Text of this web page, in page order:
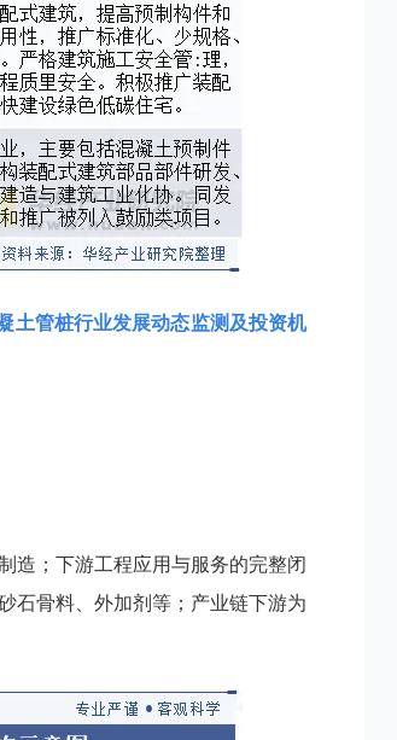
管桩行业发展动态监测及投资机
造；下游工程应用与服务的完整闭
石骨料、外加剂等；产业链下游为